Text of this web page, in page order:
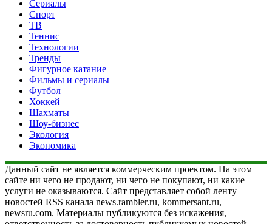
Сериалы
Спорт
ТВ
Теннис
Технологии
Тренды
Фигурное катание
Фильмы и сериалы
Футбол
Хоккей
Шахматы
Шоу-бизнес
Экология
Экономика
Данный сайт не является коммерческим проектом. На этом
сайте ни чего не продают, ни чего не покупают, ни какие
услуги не оказываются. Сайт представляет собой ленту
новостей RSS канала news.rambler.ru, kommersant.ru,
newsru.com. Материалы публикуются без искажения,